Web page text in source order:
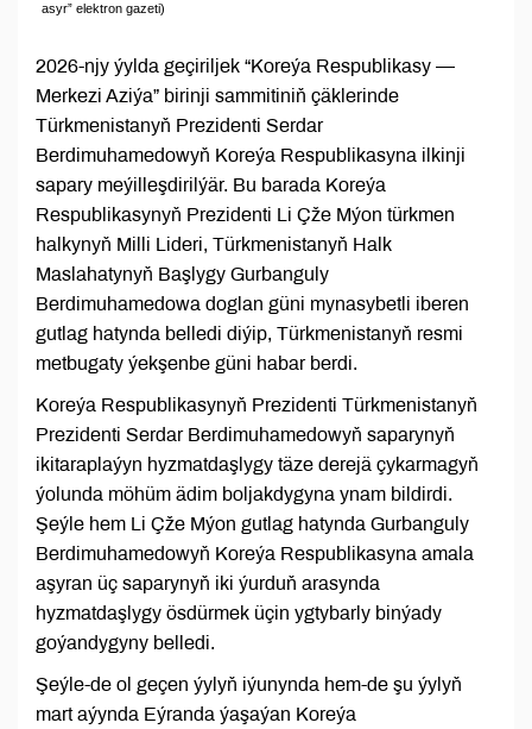
asyr” elektron gazeti)
2026-njy ýylda geçiriljek “Koreýa Respublikasy —
Merkezi Aziýa” birinji sammitiniň çäklerinde
Türkmenistanyň Prezidenti Serdar
Berdimuhamedowyň Koreýa Respublikasyna ilkinji
sapary meýilleşdirilýär. Bu barada Koreýa
Respublikasynyň Prezidenti Li Çže Mýon türkmen
halkynyň Milli Lideri, Türkmenistanyň Halk
Maslahatynyň Başlygy Gurbanguly
Berdimuhamedowa doglan güni mynasybetli iberen
gutlag hatynda belledi diýip, Türkmenistanyň resmi
metbugaty ýekşenbe güni habar berdi.
Koreýa Respublikasynyň Prezidenti Türkmenistanyň
Prezidenti Serdar Berdimuhamedowyň saparynyň
ikitaraplaýyn hyzmatdaşlygy täze derejä çykarmagyň
ýolunda möhüm ädim boljakdygyna ynam bildirdi.
Şeýle hem Li Çže Mýon gutlag hatynda Gurbanguly
Berdimuhamedowyň Koreýa Respublikasyna amala
aşyran üç saparynyň iki ýurduň arasynda
hyzmatdaşlygy ösdürmek üçin ygtybarly binýady
goýandygyny belledi.
Şeýle-de ol geçen ýylyň iýunynda hem-de şu ýylyň
mart aýynda Eýranda ýaşaýan Koreýa